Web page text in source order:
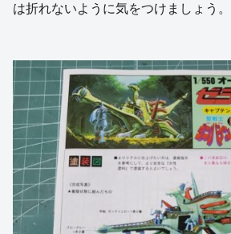
は折れないように気をつけましょう。